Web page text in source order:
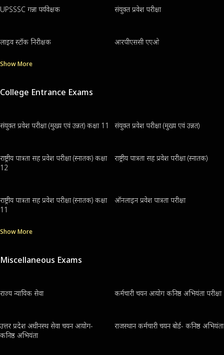
UPSSSC गन्ना पर्यवेक्षक संयुक्त प्रवेश परीक्षा
लाइव स्टॉक निरीक्षक आरपीएससी एएओ
Show More
College Entrance Exams
संयुक्त प्रवेश परीक्षा (मुख्य एवं उन्नत) कक्षा 11 संयुक्त प्रवेश परीक्षा (मुख्य एवं उन्नत)
राष्ट्रीय पात्रता सह प्रवेश परीक्षा (स्नातक) कक्षा
12
राष्ट्रीय पात्रता सह प्रवेश परीक्षा (स्नातक)
राष्ट्रीय पात्रता सह प्रवेश परीक्षा (स्नातक) कक्षा
11
ऑनलाइन प्रवेश पात्रता परीक्षा
Show More
Miscellaneous Exams
राज्य न्यायिक सेवा कर्मचारी चयन आयोग कनिष्ठ अभियंता परीक्षा
उत्तर प्रदेश अधीनस्थ सेवा चयन आयोग-
कनिष्ठ अभियंता
राजस्थान कर्मचारी चयन बोर्ड- कनिष्ठ अभियंता